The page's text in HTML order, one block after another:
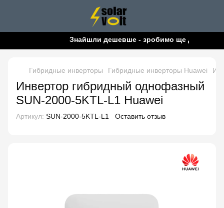
Знайшли дешевше - зробимо ще дешевше!
Гибридные инверторы Гибридные инверторы Huawei
Инвертор гибридный однофазный
SUN-2000-5KTL-L1 Huawei
Артикул: SUN-2000-5KTL-L1 Оставить отзыв